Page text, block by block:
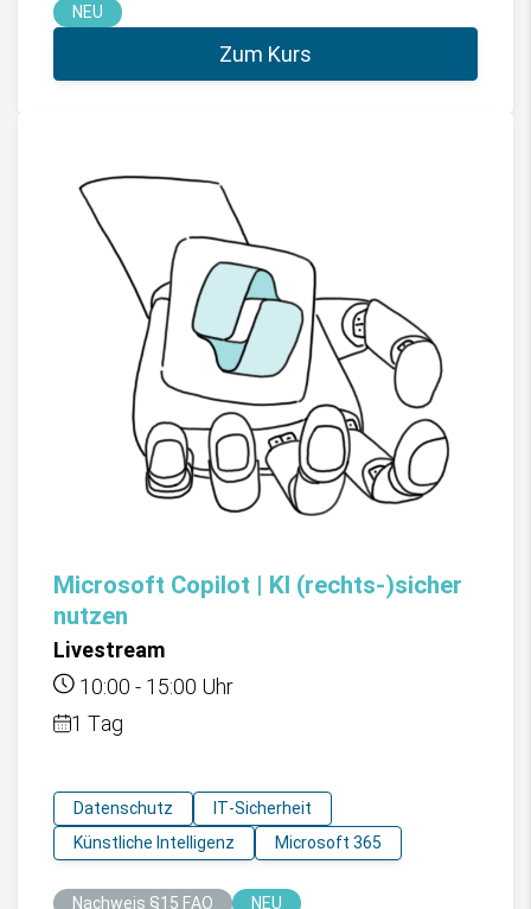
NEU
Zum Kurs
Microsoft Copilot | KI (rechts-)sicher
nutzen
Livestream
10:00 - 15:00 Uhr
1 Tag
Datenschutz
IT-Sicherheit
Künstliche Intelligenz
Microsoft 365
Nachweis §15 FAO NEU